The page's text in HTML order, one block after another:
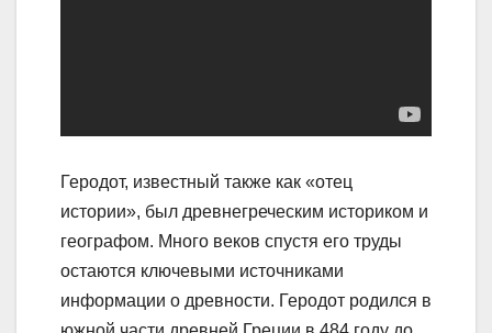
Геродот, известный также как «отец
истории», был древнегреческим историком и
географом. Много веков спустя его труды
остаются ключевыми источниками
информации о древности. Геродот родился в